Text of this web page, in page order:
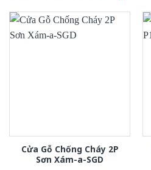
Cửa Gỗ Chống Cháy 2P
Sơn Xám-a-SGD